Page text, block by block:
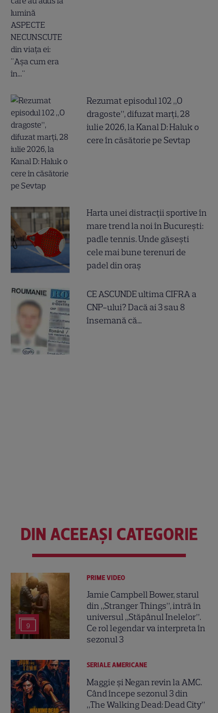
Rezumat episodul 102 „O
dragoste”, difuzat marți, 28
iulie 2026, la Kanal D: Haluk o
cere în căsătorie pe Sevtap
Harta unei distracții sportive în
mare trend la noi în București:
padle tennis. Unde găsești
cele mai bune terenuri de
padel din oraș
CE ASCUNDE ultima CIFRA a
CNP-ului? Dacă ai 3 sau 8
însemană că...
DIN ACEEAȘI CATEGORIE
9
PRIME VIDEO
Jamie Campbell Bower, starul
din „Stranger Things”, intră în
universul „Stăpânul Inelelor”.
Ce rol legendar va interpreta în
sezonul 3
SERIALE AMERICANE
Maggie și Negan revin la AMC.
Când începe sezonul 3 din
„The Walking Dead: Dead City”